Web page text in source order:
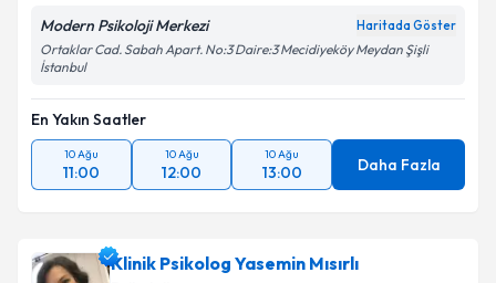
Takvim Talebini Gönder
Modern Psikoloji Merkezi Haritada Göster
Ortaklar Cad. Sabah Apart. No:3 Daire:3 Mecidiyeköy Meydan Şişli
İstanbul
En Yakın Saatler
10 Ağu
11:00
10 Ağu
12:00
10 Ağu
13:00 Daha Fazla
Klinik Psikolog Yasemin Mısırlı